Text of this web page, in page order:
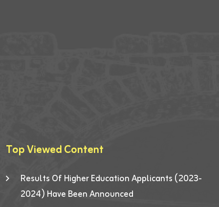
Top Viewed Content
Results Of Higher Education Applicants (2023-
2024) Have Been Announced